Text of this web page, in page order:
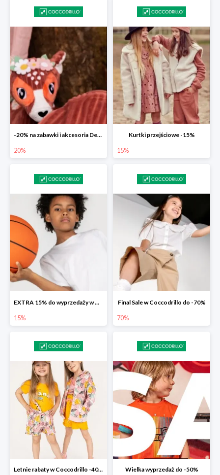
-20% na zabawki i akcesoria Deglingos
20%
Kurtki przejściowe -15%
15%
EXTRA 15% do wyprzedaży w Coccodrillo
15%
Final Sale w Coccodrillo do -70%
70%
Letnie rabaty w Coccodrillo -40% na drugi produkt z nowości Wielka wyprzedaż do -50%